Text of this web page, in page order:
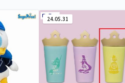
24.05.31